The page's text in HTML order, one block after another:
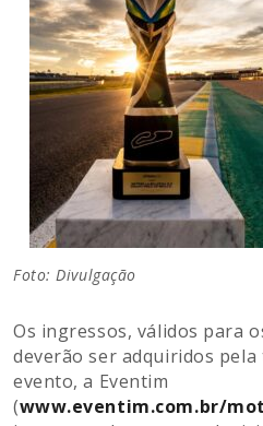
Foto: Divulgação
Os ingressos, válidos para
deverão ser adquiridos
evento, a Eventim
(www.eventim.com.br/